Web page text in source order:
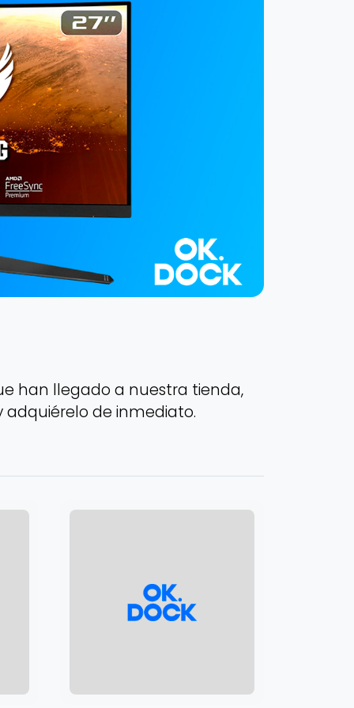
han llegado a nuestra tienda,
de inmediato.